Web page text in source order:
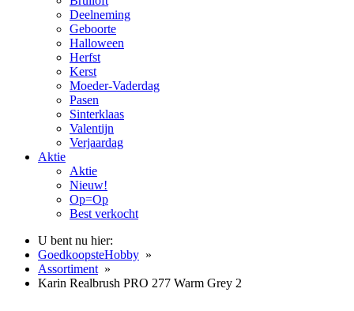
Deelneming
Geboorte
Halloween
Herfst
Kerst
Moeder-Vaderdag
Pasen
Sinterklaas
Valentijn
Verjaardag
Aktie
Aktie
Nieuw!
Op=Op
Best verkocht
U bent nu hier:
GoedkoopsteHobby »
Assortiment »
Karin Realbrush PRO 277 Warm Grey 2